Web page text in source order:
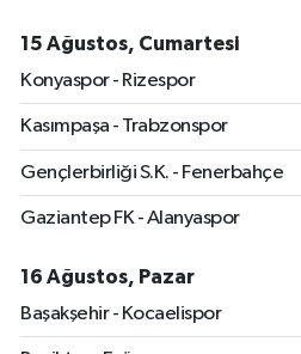
15 Ağustos, Cumartesi
Konyaspor - Rizespor
Kasımpaşa - Trabzonspor
Gençlerbirliği S.K. - Fenerbahçe
Gaziantep FK - Alanyaspor
16 Ağustos, Pazar
Başakşehir - Kocaelispor